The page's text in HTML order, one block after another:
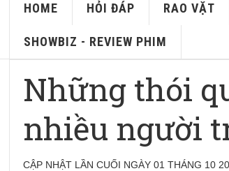
HOME HỎI ĐÁP RAO VẶT
SHOWBIZ - REVIEW PHIM
Những thói
nhiều người
CẬP NHẬT LẦN CUỐI NGÀY 01 THÁNG 10